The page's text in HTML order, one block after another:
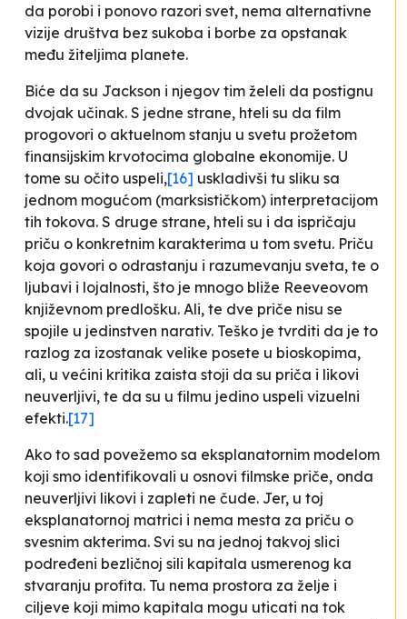
da porobi i ponovo razori svet, nema alternativne
vizije društva bez sukoba i borbe za opstanak
među žiteljima planete.
Biće da su Jackson i njegov tim želeli da postignu
dvojak učinak. S jedne strane, hteli su da film
progovori o aktuelnom stanju u svetu prožetom
finansijskim krvotocima globalne ekonomije. U
tome su očito uspeli,[16] uskladivši tu sliku sa
jednom mogućom (marksističkom) interpretacijom
tih tokova. S druge strane, hteli su i da ispričaju
priču o konkretnim karakterima u tom svetu. Priču
koja govori o odrastanju i razumevanju sveta, te o
ljubavi i lojalnosti, što je mnogo bliže Reeveovom
književnom predlošku. Ali, te dve priče nisu se
spojile u jedinstven narativ. Teško je tvrditi da je to
razlog za izostanak velike posete u bioskopima,
ali, u većini kritika zaista stoji da su priča i likovi
neuverljivi, te da su u filmu jedino uspeli vizuelni
efekti.[17]
Ako to sad povežemo sa eksplanatornim modelom
koji smo identifikovali u osnovi filmske priče, onda
neuverljivi likovi i zapleti ne čude. Jer, u toj
eksplanatornoj matrici i nema mesta za priču o
svesnim akterima. Svi su na jednoj takvoj slici
podređeni bezličnoj sili kapitala usmerenog ka
stvaranju profita. Tu nema prostora za želje i
ciljeve koji mimo kapitala mogu uticati na tok